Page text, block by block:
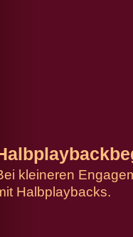
kleineren
Halbplaybacks.